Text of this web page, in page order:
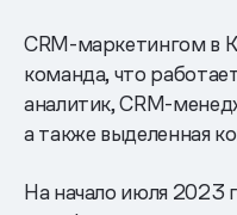
CRM-маркетингом в
команда, что
аналитик, CRM-
а также выделенная
На начало июля 2023